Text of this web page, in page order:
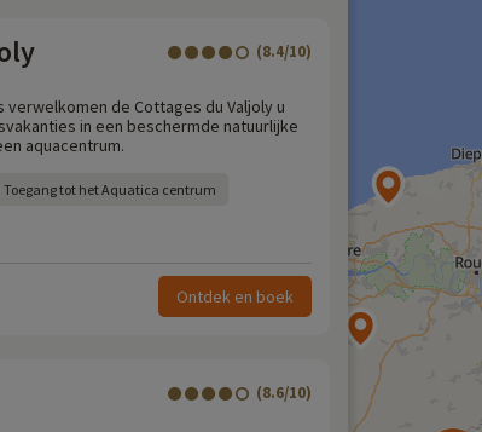
(8.4/10)
verwelkomen de Cottages du Valjoly u
in een beschermde natuurlijke
aquacentrum.
Toegang tot het Aquatica centrum
Ontdek en boek
(8.6/10)